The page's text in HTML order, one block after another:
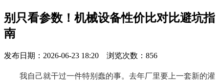
别只看参数！机械设备性价比对比避坑指
南
发布日期：2026-06-23 18:20 浏览次数： 856
我自己就干过一件特别蠢的事。去年厂里要上一套新的灌